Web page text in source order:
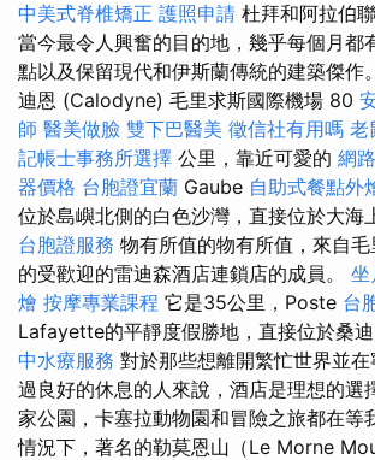
中美式脊椎矯正 護照申請 杜拜和阿拉伯
當今最令人興奮的目的地，幾乎每個月都
點以及保留現代和伊斯蘭傳統的建築傑作
迪恩 (Calodyne) 毛里求斯國際機場 80
師 醫美做臉 雙下巴醫美 徵信社有用嗎 老
記帳士事務所選擇 公里，靠近可愛的 網
器價格 台胞證宜蘭 Gaube 自助式餐點外
位於島嶼北側的白色沙灣，直接位於大海
台胞證服務 物有所值的物有所值，來自
的受歡迎的雷迪森酒店連鎖店的成員。 坐
燴 按摩專業課程 它是35公里，Poste 台
Lafayette的平靜度假勝地，直接位於桑迪
中水療服務 對於那些想離開繁忙世界並
過良好的休息的人來說，酒店是理想的選
家公園，卡塞拉動物園和冒險之旅都在等
情況下，著名的勒莫恩山（Le Morne